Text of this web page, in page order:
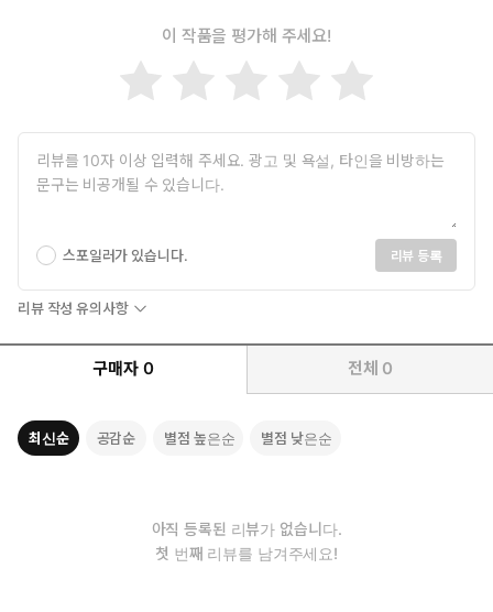
이 작품을 평가해 주세요!
스포일러가 있습니다. 리뷰 등록
리뷰 작성 유의사항
구매자 0 전체 0
최신순 공감순 별점 높은순 별점 낮은순
아직 등록된 리뷰가 없습니다.
첫 번째 리뷰를 남겨주세요!